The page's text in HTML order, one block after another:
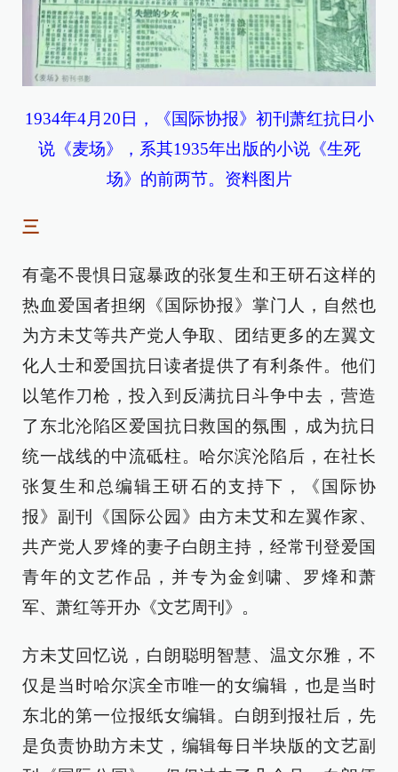
1934年4月20日，《国际协报》初刊萧红抗日小
说《麦场》，系其1935年出版的小说《生死
场》的前两节。资料图片
三
有毫不畏惧日寇暴政的张复生和王研石这样的
热血爱国者担纲《国际协报》掌门人，自然也
为方未艾等共产党人争取、团结更多的左翼文
化人士和爱国抗日读者提供了有利条件。他们
以笔作刀枪，投入到反满抗日斗争中去，营造
了东北沦陷区爱国抗日救国的氛围，成为抗日
统一战线的中流砥柱。哈尔滨沦陷后，在社长
张复生和总编辑王研石的支持下，《国际协
报》副刊《国际公园》由方未艾和左翼作家、
共产党人罗烽的妻子白朗主持，经常刊登爱国
青年的文艺作品，并专为金剑啸、罗烽和萧
军、萧红等开办《文艺周刊》。
方未艾回忆说，白朗聪明智慧、温文尔雅，不
仅是当时哈尔滨全市唯一的女编辑，也是当时
东北的第一位报纸女编辑。白朗到报社后，先
是负责协助方未艾，编辑每日半块版的文艺副